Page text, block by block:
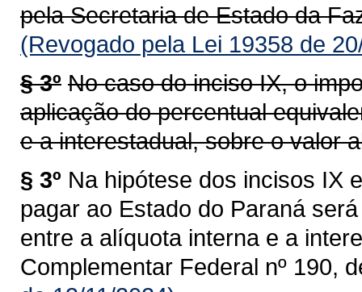
pela Secretaria de Estado da
(Revogado pela Lei 19358 de
§ 3º No caso do inciso IX, o
aplicação do percentual
e a interestadual, sobre o valor
§ 3º Na hipótese dos incisos IX
pagar ao Estado do Paraná
entre a alíquota interna e a
Complementar Federal nº 190,